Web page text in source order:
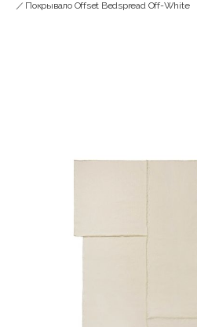
Покрывало Offset Bedspread Off-White